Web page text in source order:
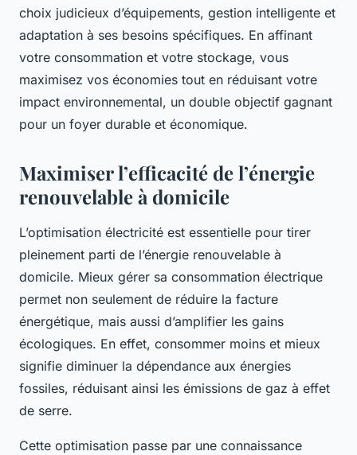
choix judicieux d’équipements, gestion intelligente et
adaptation à ses besoins spécifiques. En affinant
votre consommation et votre stockage, vous
maximisez vos économies tout en réduisant votre
impact environnemental, un double objectif gagnant
pour un foyer durable et économique.
Maximiser l’efficacité de l’énergie
renouvelable à domicile
L’optimisation électricité est essentielle pour tirer
pleinement parti de l’énergie renouvelable à
domicile. Mieux gérer sa consommation électrique
permet non seulement de réduire la facture
énergétique, mais aussi d’amplifier les gains
écologiques. En effet, consommer moins et mieux
signifie diminuer la dépendance aux énergies
fossiles, réduisant ainsi les émissions de gaz à effet
de serre.
Cette optimisation passe par une connaissance